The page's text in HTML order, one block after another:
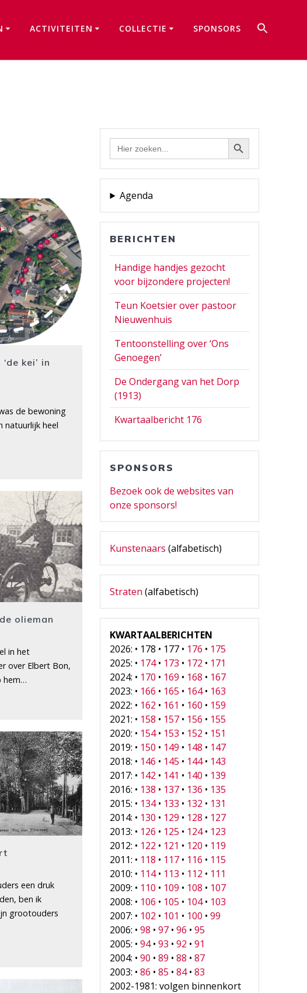
ACTIVITEITEN COLLECTIE SPONSORS
kei’ in
de bewoning
natuurlijk heel
olieman
in het
over Elbert Bon,
hem…
een druk
ben ik
grootouders
Zoek
naar:
Zoekknop
Agenda
BERICHTEN
Handige handjes gezocht
voor bijzondere projecten!
Teun Koetsier over pastoor
Nieuwenhuis
Tentoonstelling over ‘Ons
Genoegen’
De Ondergang van het Dorp
(1913)
Kwartaalbericht 176
SPONSORS
Bezoek ook de websites van
onze sponsors!
Kunstenaars (alfabetisch)
Straten (alfabetisch)
KWARTAALBERICHTEN
2026: • 178 • 177 • 176 • 175
2025: • 174• 173 • 172 • 171
2024: • 170 • 169 • 168 • 167
2023: • 166 • 165 • 164• 163
2022: • 162 • 161 • 160 • 159
2021: • 158 • 157 • 156 • 155
2020: • 154• 153 • 152 • 151
2019: • 150 • 149 • 148 • 147
2018: • 146 • 145 • 144• 143
2017: • 142 • 141 • 140 • 139
2016: • 138 • 137 • 136 • 135
2015: • 134• 133 • 132 • 131
2014: • 130 • 129 • 128 • 127
2013: • 126 • 125 • 124• 123
2012: • 122 • 121 • 120 • 119
2011: • 118 • 117 • 116 • 115
2010: • 114• 113 • 112 • 111
2009: • 110 • 109 • 108 • 107
2008: • 106 • 105 • 104• 103
2007: • 102 • 101 • 100 •99
2006: •98 •97 •96 •95
2005: •94•93 •92 •91
2004: •90 •89 •88 •87
2003: •86 •85 •84•83
2002-1981: volgen binnenkort